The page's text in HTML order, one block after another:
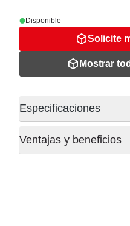
Disponible
Solicite
Mostrar
Especificaciones
Ventajas y beneficios